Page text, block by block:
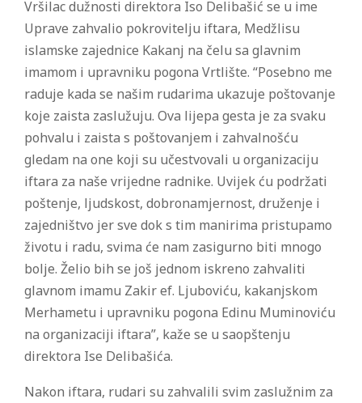
Vršilac dužnosti direktora Iso Delibašić se u ime
Uprave zahvalio pokrovitelju iftara, Medžlisu
islamske zajednice Kakanj na čelu sa glavnim
imamom i upravniku pogona Vrtlište. “Posebno me
raduje kada se našim rudarima ukazuje poštovanje
koje zaista zaslužuju. Ova lijepa gesta je za svaku
pohvalu i zaista s poštovanjem i zahvalnošću
gledam na one koji su učestvovali u organizaciju
iftara za naše vrijedne radnike. Uvijek ću podržati
poštenje, ljudskost, dobronamjernost, druženje i
zajedništvo jer sve dok s tim manirima pristupamo
životu i radu, svima će nam zasigurno biti mnogo
bolje. Želio bih se još jednom iskreno zahvaliti
glavnom imamu Zakir ef. Ljuboviću, kakanjskom
Merhametu i upravniku pogona Edinu Muminoviću
na organizaciji iftara”, kaže se u saopštenju
direktora Ise Delibašića.
Nakon iftara, rudari su zahvalili svim zaslužnim za